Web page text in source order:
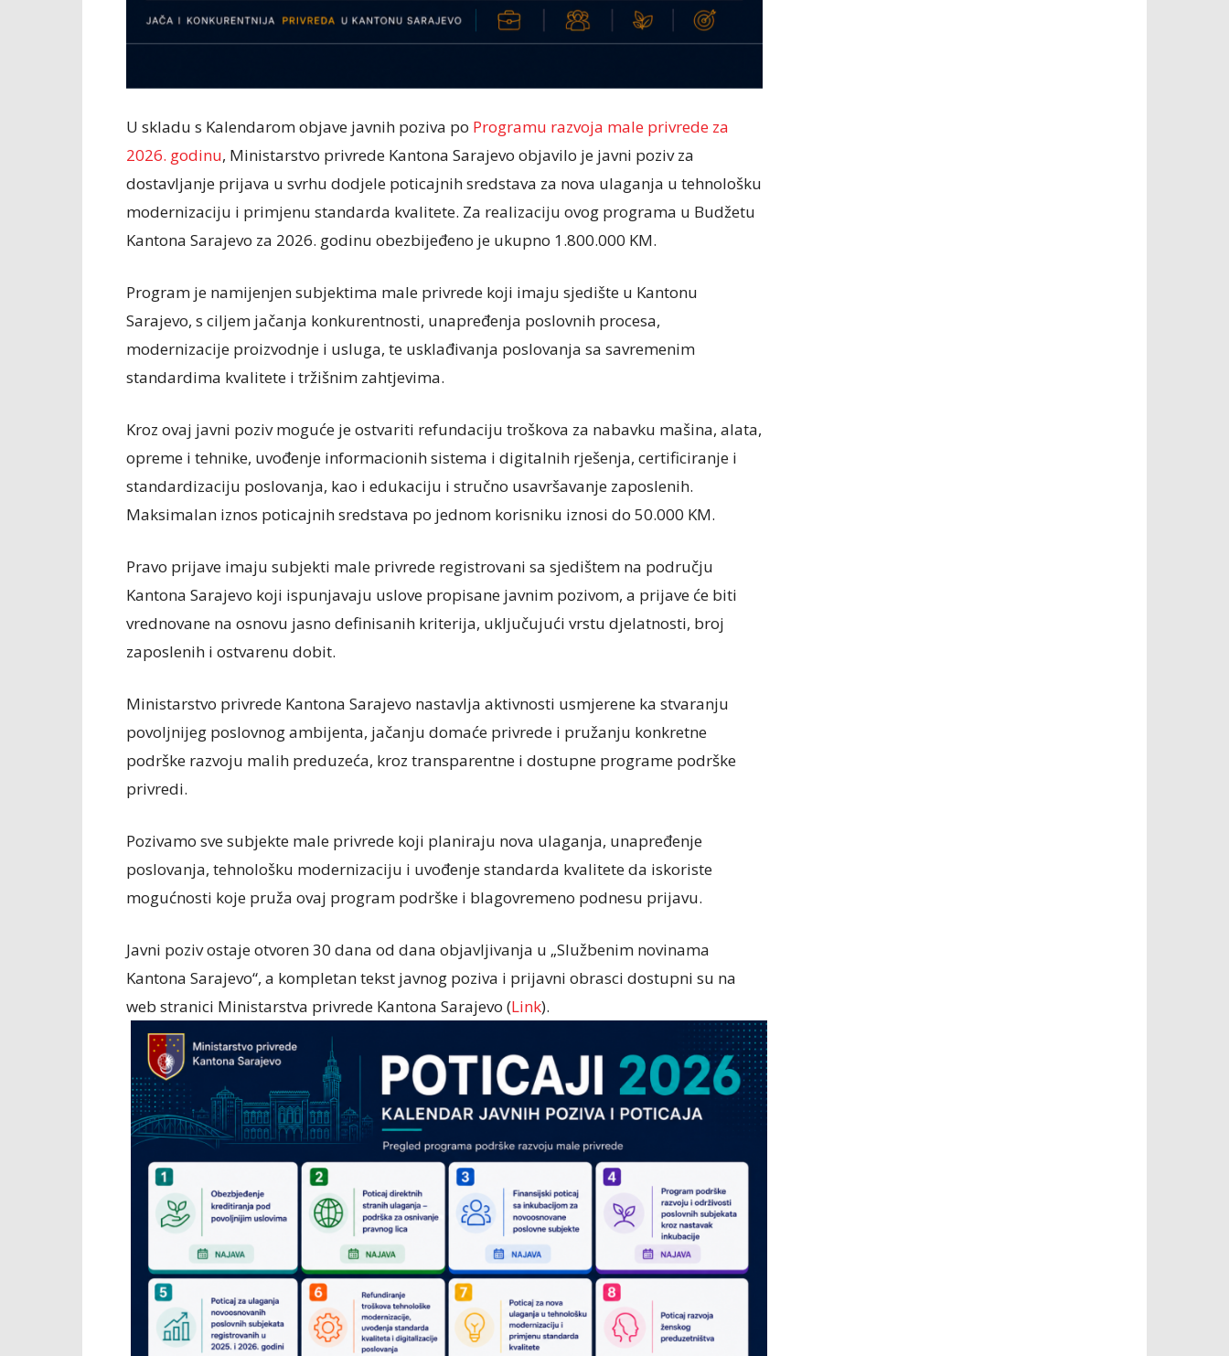
U skladu s Kalendarom objave javnih poziva po Programu razvoja male privrede za
2026. godinu, Ministarstvo privrede Kantona Sarajevo objavilo je javni poziv za
dostavljanje prijava u svrhu dodjele poticajnih sredstava za nova ulaganja u tehnološku
modernizaciju i primjenu standarda kvalitete. Za realizaciju ovog programa u Budžetu
Kantona Sarajevo za 2026. godinu obezbijeđeno je ukupno 1.800.000 KM.
Program je namijenjen subjektima male privrede koji imaju sjedište u Kantonu
Sarajevo, s ciljem jačanja konkurentnosti, unapređenja poslovnih procesa,
modernizacije proizvodnje i usluga, te usklađivanja poslovanja sa savremenim
standardima kvalitete i tržišnim zahtjevima.
Kroz ovaj javni poziv moguće je ostvariti refundaciju troškova za nabavku mašina, alata,
opreme i tehnike, uvođenje informacionih sistema i digitalnih rješenja, certificiranje i
standardizaciju poslovanja, kao i edukaciju i stručno usavršavanje zaposlenih.
Maksimalan iznos poticajnih sredstava po jednom korisniku iznosi do 50.000 KM.
Pravo prijave imaju subjekti male privrede registrovani sa sjedištem na području
Kantona Sarajevo koji ispunjavaju uslove propisane javnim pozivom, a prijave će biti
vrednovane na osnovu jasno definisanih kriterija, uključujući vrstu djelatnosti, broj
zaposlenih i ostvarenu dobit.
Ministarstvo privrede Kantona Sarajevo nastavlja aktivnosti usmjerene ka stvaranju
povoljnijeg poslovnog ambijenta, jačanju domaće privrede i pružanju konkretne
podrške razvoju malih preduzeća, kroz transparentne i dostupne programe podrške
privredi.
Pozivamo sve subjekte male privrede koji planiraju nova ulaganja, unapređenje
poslovanja, tehnološku modernizaciju i uvođenje standarda kvalitete da iskoriste
mogućnosti koje pruža ovaj program podrške i blagovremeno podnesu prijavu.
Javni poziv ostaje otvoren 30 dana od dana objavljivanja u „Službenim novinama
Kantona Sarajevo“, a kompletan tekst javnog poziva i prijavni obrasci dostupni su na
web stranici Ministarstva privrede Kantona Sarajevo (Link).